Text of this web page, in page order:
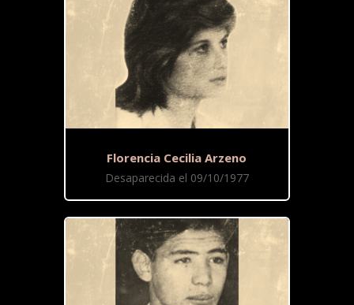
Florencia Cecilia Arzeno
Desaparecida el 09/10/1977